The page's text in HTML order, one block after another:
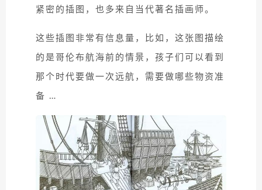
紧密的插图，也多来自当代著名插画师。
这些插图非常有信息量，比如，这张图描绘
的是哥伦布航海前的情景，孩子们可以看到
那个时代要做一次远航，需要做哪些物资准
备 …